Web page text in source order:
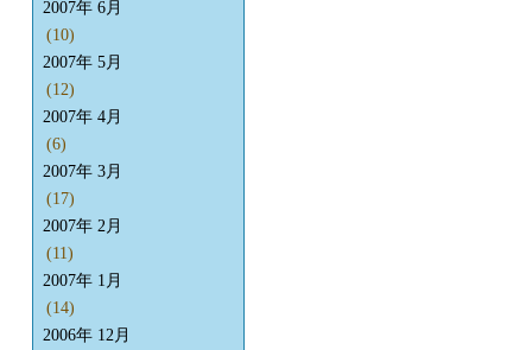
2007年 6月
(10)
2007年 5月
(12)
2007年 4月
(6)
2007年 3月
(17)
2007年 2月
(11)
2007年 1月
(14)
2006年 12月